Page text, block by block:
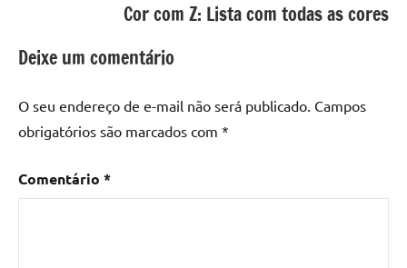
Cor com Z: Lista com todas as cores
Deixe um comentário
O seu endereço de e-mail não será publicado. Campos
obrigatórios são marcados com *
Comentário *